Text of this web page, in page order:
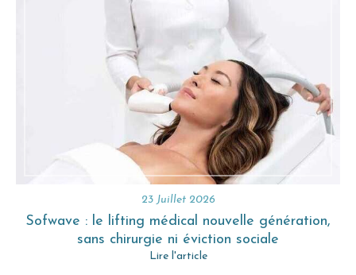
23 Juillet 2026
Sofwave : le lifting médical nouvelle génération,
sans chirurgie ni éviction sociale
Lire l'article